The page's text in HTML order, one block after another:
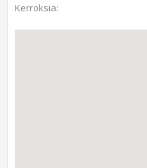
Kerroksia: